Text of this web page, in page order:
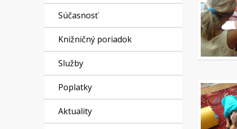
Súčasnosť
Knižničný poriadok
Služby
Poplatky
Aktuality